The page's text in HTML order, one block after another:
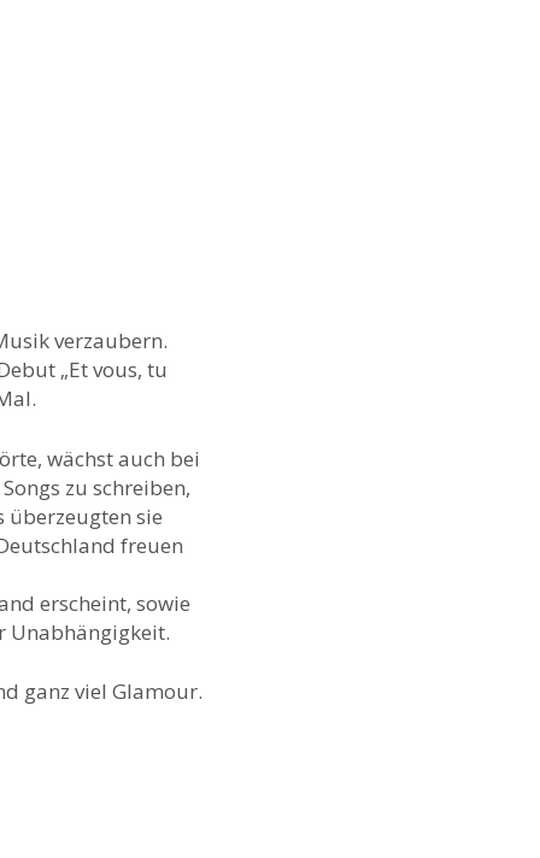
verzaubern.
„Et vous, tu
wächst auch bei
zu schreiben,
überzeugten sie
freuen
erscheint, sowie
Unabhängigkeit.
ganz viel Glamour.